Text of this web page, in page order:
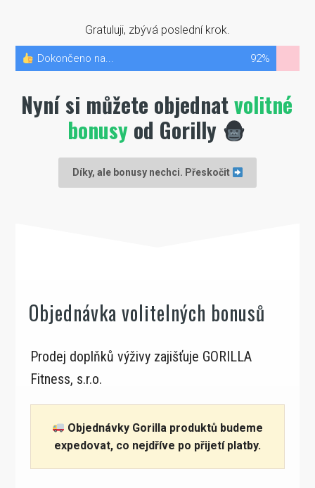
Gratuluji, zbývá poslední krok.
Dokončeno na... 92%
Nyní si můžete objednatvolitné
bonusy od Gorilly
Díky, ale bonusy nechci. Přeskočit
Objednávka volitelných bonusů
Prodej doplňků výživy zajišťuje GORILLA
Fitness, s.r.o.
Objednávky Gorilla produktů budeme
expedovat, co nejdříve po přijetí platby.